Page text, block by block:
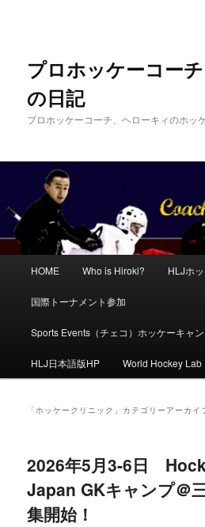
移
動
プロホッケーコー
の日記
プロホッケーコーチ、ヘローキィのホッ
HOME Who is Hiroki? HLJホ
国際トーナメント参加
Sports Events（チェコ）ホッケーキャ
HLJ日本語版HP World Hockey Lab
「ホッケークリニック 」カテゴリーアーカイ
2026年5月3-6日
Japan GKキャンプ＠
集開始！